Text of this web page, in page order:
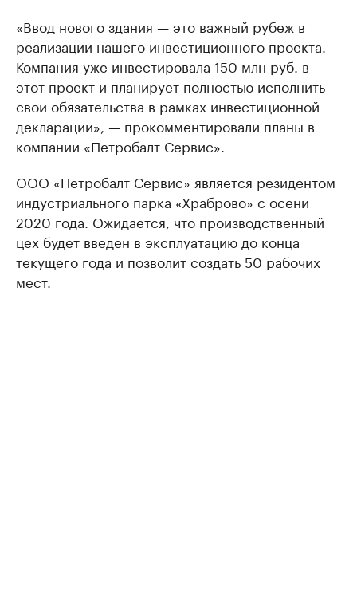
«Ввод нового здания — это важный рубеж в
реализации нашего инвестиционного проекта.
Компания уже инвестировала 150 млн руб. в
этот проект и планирует полностью исполнить
свои обязательства в рамках инвестиционной
декларации», — прокомментировали планы в
компании «Петробалт Сервис».
ООО «Петробалт Сервис» является резидентом
индустриального парка «Храброво» с осени
2020 года. Ожидается, что производственный
цех будет введен в эксплуатацию до конца
текущего года и позволит создать 50 рабочих
мест.